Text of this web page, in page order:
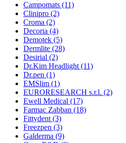
Campomats (11)
Clinipro (2)
Croma (2)
Decoria (4)
Demotek (5)
Dermlite (28)
Desirial (2)
Dr.Kim Headlight (11)
Dr.pen (1)
EMSlim (1)
EURORESEARCH s.r.l. (2)
Ewell Medical (17)
Farmac Zabban (18)
Fittydent (3)
Freezpen (3)
Galderma (9)